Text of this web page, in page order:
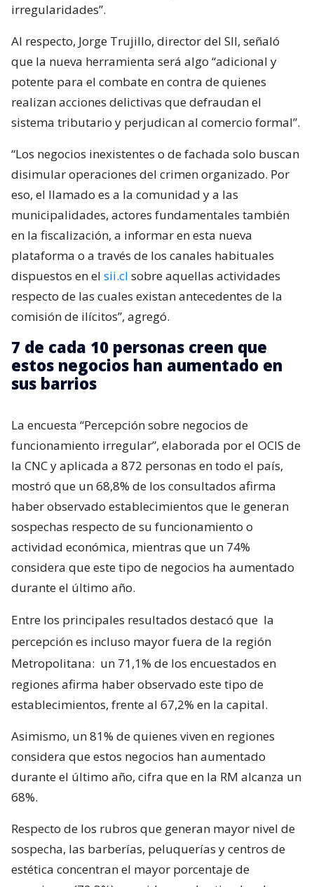
irregularidades”.
Al respecto, Jorge Trujillo, director del SII, señaló
que la nueva herramienta será algo “adicional y
potente para el combate en contra de quienes
realizan acciones delictivas que defraudan el
sistema tributario y perjudican al comercio formal”.
“Los negocios inexistentes o de fachada solo buscan
disimular operaciones del crimen organizado. Por
eso, el llamado es a la comunidad y a las
municipalidades, actores fundamentales también
en la fiscalización, a informar en esta nueva
plataforma o a través de los canales habituales
dispuestos en el sii.cl sobre aquellas actividades
respecto de las cuales existan antecedentes de la
comisión de ilícitos”, agregó.
7 de cada 10 personas creen que
estos negocios han aumentado en
sus barrios
La encuesta “Percepción sobre negocios de
funcionamiento irregular”, elaborada por el OCIS de
la CNC y aplicada a 872 personas en todo el país,
mostró que un 68,8% de los consultados afirma
haber observado establecimientos que le generan
sospechas respecto de su funcionamiento o
actividad económica, mientras que un 74%
considera que este tipo de negocios ha aumentado
durante el último año.
Entre los principales resultados destacó que la
percepción es incluso mayor fuera de la región
Metropolitana: un 71,1% de los encuestados en
regiones afirma haber observado este tipo de
establecimientos, frente al 67,2% en la capital.
Asimismo, un 81% de quienes viven en regiones
considera que estos negocios han aumentado
durante el último año, cifra que en la RM alcanza un
68%.
Respecto de los rubros que generan mayor nivel de
sospecha, las barberías, peluquerías y centros de
estética concentran el mayor porcentaje de